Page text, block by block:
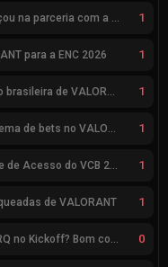
Saiba por que o Fluxo W7M não avançou na parceria com a Riot 1
para a ENC 2026 1
aspas diz estar “pronto” para seleção brasileira de VALORANT 1
Usuário explica como funciona esquema de bets no VALORANT 1
Team Liquid e MIBR GC jogarão a Fase de Acesso do VCB 2026 1
de VALORANT 1
MIBR segue o mesmo caminho da RRQ no Kickoff? Bom começo, mas risco de eliminação hoje 0